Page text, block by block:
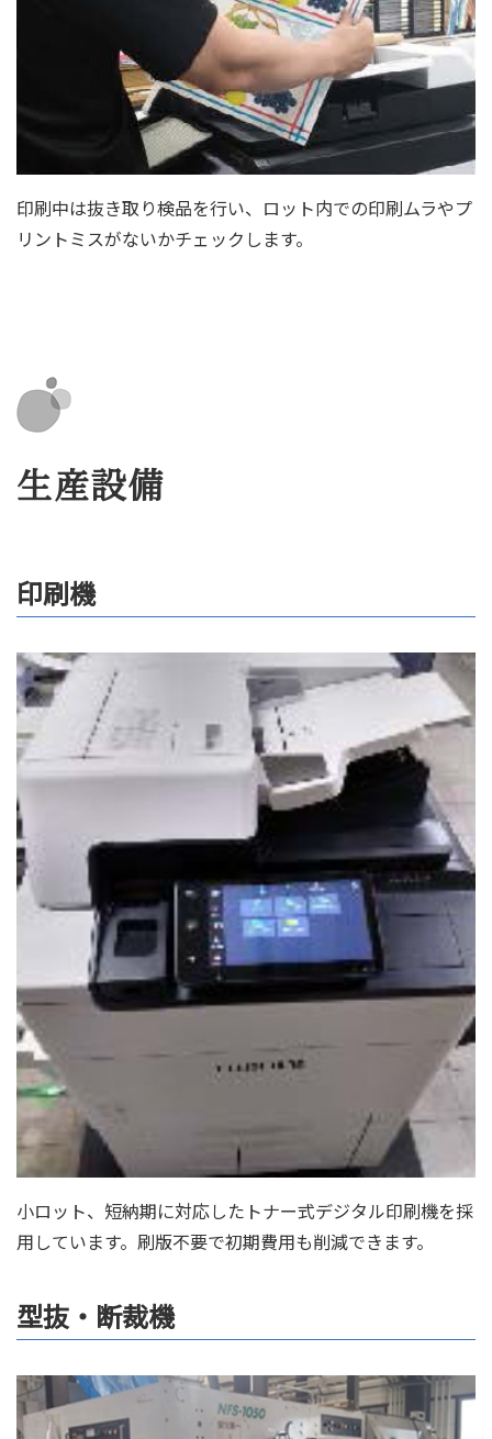
印刷中は抜き取り検品を行い、ロット内での印刷ムラやプ
リントミスがないかチェックします。
生産設備
印刷機
小ロット、短納期に対応したトナー式デジタル印刷機を採
用しています。刷版不要で初期費用も削減できます。
型抜・断裁機